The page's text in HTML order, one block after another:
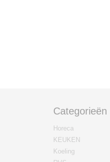
Categorieën
Horeca
KEUKEN
Koeling